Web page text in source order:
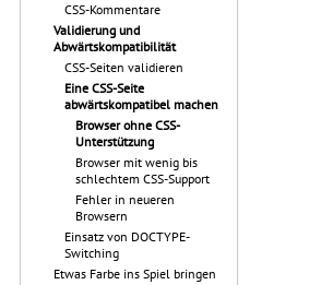
CSS-Kommentare
Validierung und
Abwärtskompatibilität
CSS-Seiten validieren
Eine CSS-Seite
abwärtskompatibel machen
Browser ohne CSS-
Unterstützung
Browser mit wenig bis
schlechtem CSS-Support
Fehler in neueren
Browsern
Einsatz von DOCTYPE-
Switching
Etwas Farbe ins Spiel bringen